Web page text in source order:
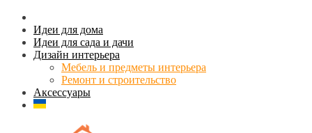
Идеи для дома
Идеи для сада и дачи
Дизайн интерьера
Мебель и предметы интерьера
Ремонт и строительство
Аксессуары